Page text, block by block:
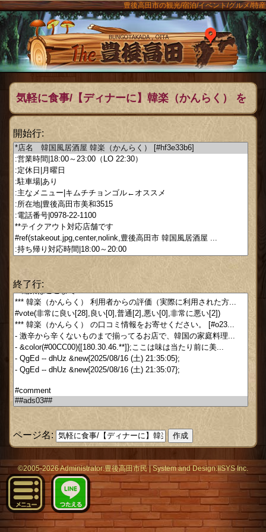
豊後高田市の観光/宿泊/イベント/グルメ/特産
The豊後
気軽に食事/【ディナーに】韓楽（かんらく） を
テンプレートにして作成
開始行:
終了行:
ページ名:
メニュー
©2005-2026 Administrator:豊後高田市民|Systemand Design:IISYS Inc.